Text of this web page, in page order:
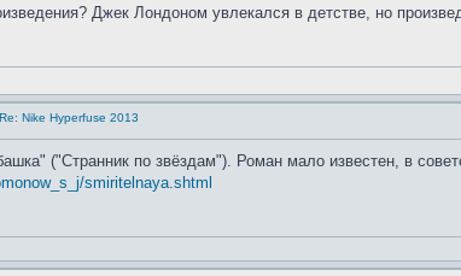
Джек Лондоном увлекался в детстве, но
Re: Nike Hyperfuse 2013
("Странник по звёздам"). Роман мало известен, в
smiritelnaya.shtml